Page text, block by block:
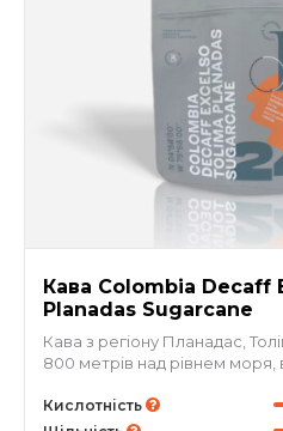
Кава Colombia Decaff
Planadas Sugarcane
Кава з регіону Планадас,
800 метрів над рівнем
чашці — відтінки
Кислотність